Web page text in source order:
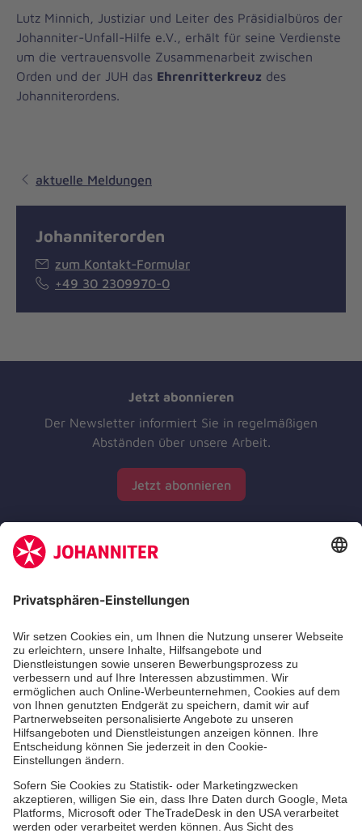
Lutz Minnich, Justiziar und Leiter des Präsidialbüros der
Johanniter-Unfall-Hilfe e.V., erhält für seine Verdienste
um die vertrauensvolle Zusammenarbeit zwischen
Orden und der JUH das Ehrenritterkreuz des
Johanniterordens.
aktuelle Meldungen
Johanniterorden
zum Kontakt-Formular
+49 30 2309970-0
Jetzt abonnieren
Der Newsletter informiert Sie in regelmäßigen
Abständen über unsere Arbeit.
Jetzt abonnieren
Zertifizierung der Johanniter-Unfall-Hilfe e.V.
Die Johanniter GmbH führt das Spendenzertifikat
des Deutschen Spendenrats e.V.
Dienste & Leistungen